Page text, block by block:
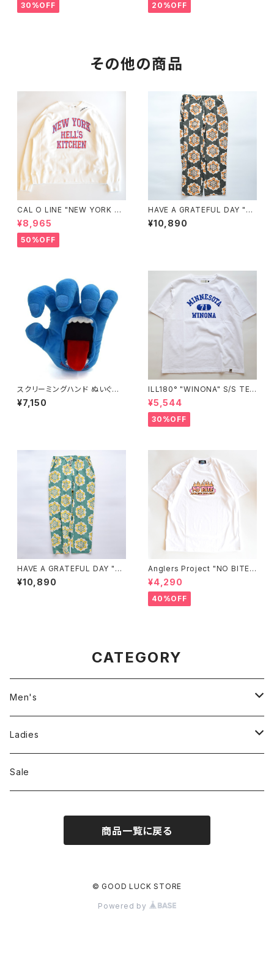
30%OFF 20%OFF
その他の商品
CAL O LINE "NEW YORK HE
LL'S KITCHEN SWEAT SHIR
T"
¥8,965
50%OFF
HAVE A GRATEFUL DAY "A
MPLE EASY PANTS"
¥10,890
スクリーミングハンド ぬいぐる
み35cm
¥7,150
ILL180° "WINONA" S/S TE
E"
¥5,544
30%OFF
HAVE A GRATEFUL DAY "A
MPLE EASY PANTS"
¥10,890
Anglers Project "NO BITE"
GLOW HEAT REACTIVE S/S
T-SHIRTS
¥4,290
40%OFF
CATEGORY
Men's
Jackson Matisse
ILL180°
Ladies
Unfil
Sale
商品一覧に戻る
© GOOD LUCK STORE
Powered by